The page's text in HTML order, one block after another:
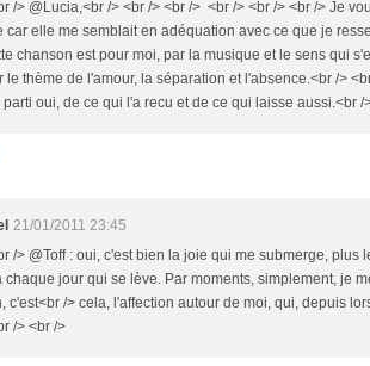
/> @Lucia,<br /> <br /> <br /> <br /> <br /> <br /> Je
car elle me semblait en adéquation avec ce que je
chanson est pour moi, par la musique et le sens qui
le thème de l'amour, la séparation et l'absence.<br />
parti oui, de ce qui l'a recu et de ce qui laisse aussi.<br /
21/01/2011 23:45
/> @Toff : oui, c'est bien la joie qui me submerge, plus
chaque jour qui se lève. Par moments, simplement, je
c'est<br /> cela, l'affection autour de moi, qui, depuis
/> <br />